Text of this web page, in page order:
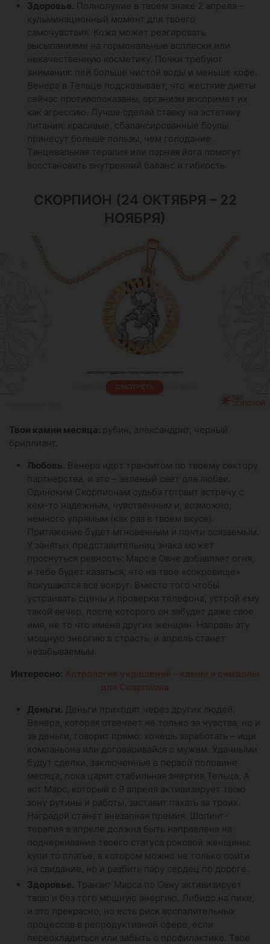
Здоровье. Полнолуние в твоем знаке 2 апреля –
кульминационный момент для твоего
самочувствия. Кожа может реагировать
высыпаниями на гормональные всплески или
некачественную косметику. Почки требуют
внимания: пей больше чистой воды и меньше кофе.
Венера в Тельце подсказывает, что жесткие диеты
сейчас противопоказаны, организм воспримет их
как агрессию. Лучше сделай ставку на эстетику
питания: красивые, сбалансированные боулы
принесут больше пользы, чем голодание.
Танцевальная терапия или парная йога помогут
восстановить внутренний баланс и гибкость.
СКОРПИОН (24 ОКТЯБРЯ – 22
НОЯБРЯ)
Твои камни месяца: рубин, александрит, черный
бриллиант.
Любовь. Венера идет транзитом по твоему сектору
партнерства, и это – зеленый свет для любви.
Одиноким Скорпионам судьба готовит встречу с
кем-то надежным, чувственным и, возможно,
немного упрямым (как раз в твоем вкусе).
Притяжение будет мгновенным и почти осязаемым.
У занятых представительниц знака может
проснуться ревность: Марс в Овне добавляет огня,
и тебе будет казаться, что на твое «сокровище»
покушаются все вокруг. Вместо того чтобы
устраивать сцены и проверки телефона, устрой ему
такой вечер, после которого он забудет даже свое
имя, не то что имена других женщин. Направь эту
мощную энергию в страсть, и апрель станет
незабываемым.
Интересно:
Деньги. Деньги приходят через других людей.
Венера, которая отвечает не только за чувства, но и
за деньги, говорит прямо: хочешь заработать – ищи
компаньона или договаривайся с мужем. Удачными
будут сделки, заключенные в первой половине
месяца, пока царит стабильная энергия Тельца. А
вот Марс, который с 9 апреля активизирует твою
зону рутины и работы, заставит пахать за троих.
Наградой станет внезапная премия. Шопинг-
терапия в апреле должна быть направлена на
подчеркивание твоего статуса роковой женщины:
купи то платье, в котором можно не только пойти
на свидание, но и разбить пару сердец по дороге.
Здоровье. Транзит Марса по Овну активизирует
твою и без того мощную энергию. Либидо на пике,
и это прекрасно, но есть риск воспалительных
процессов в репродуктивной сфере, если
переохладиться или забыть о профилактике. Твое